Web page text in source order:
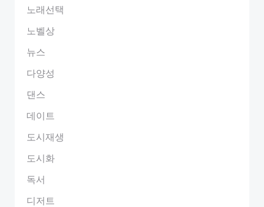
노래선택
노벨상
뉴스
다양성
댄스
데이트
도시재생
도시화
독서
디저트